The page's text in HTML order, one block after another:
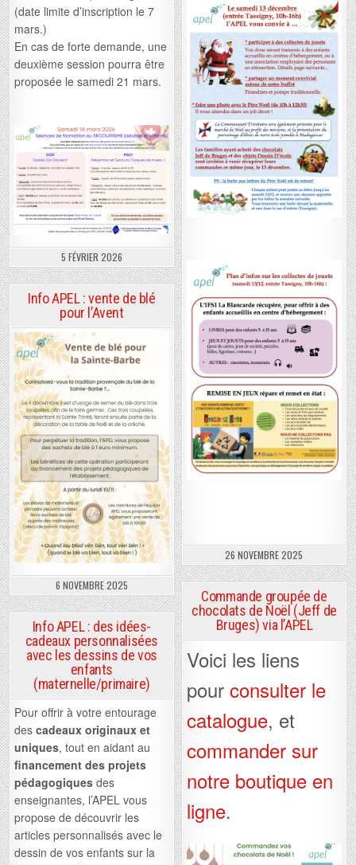
(date limite d’inscription le 7
mars.)
En cas de forte demande, une
deuxième session pourra être
proposée le samedi 21 mars.
5 FÉVRIER 2026
26 NOVEMBRE 2025
Info APEL : vente de blé
pour l’Avent
6 NOVEMBRE 2025
Commande groupée de
chocolats de Noël (Jeff de
Bruges) via l’APEL
Voici les liens
pourconsulter le
catalogue, et
commander sur
notre boutique en
ligne.
Info APEL : des idées-
cadeaux personnalisées
avec les dessins de vos
enfants
(maternelle/primaire)
Pour offrir à votre entourage
descadeaux originaux et
uniques, tout en aidant au
financement des projets
pédagogiques des
enseignantes, l’APEL vous
propose de découvrir les
articles personnalisés avec le
dessin de vos enfants sur la